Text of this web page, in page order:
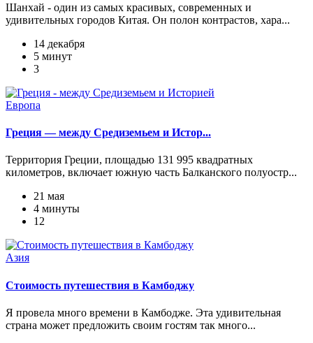
Шанхай - один из самых красивых, современных и
удивительных городов Китая. Он полон контрастов, хара...
14 декабря
5 минут
3
Европа
Греция — между Средиземьем и Истор...
Территория Греции, площадью 131 995 квадратных
километров, включает южную часть Балканского полуостр...
21 мая
4 минуты
12
Азия
Стоимость путешествия в Камбоджу
Я провела много времени в Камбодже. Эта удивительная
страна может предложить своим гостям так много...